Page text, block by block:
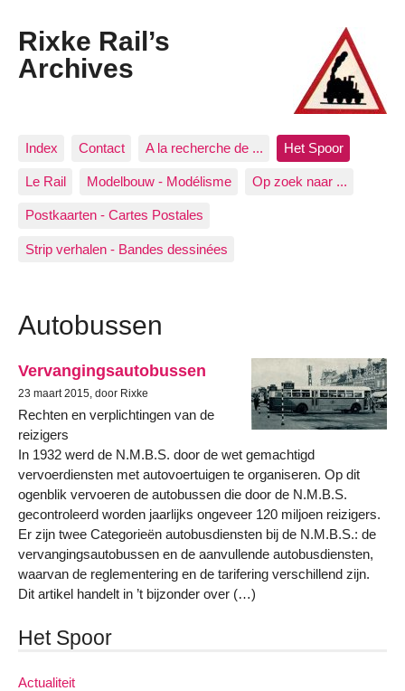
Rixke Rail’s
Archives
Index Contact A la recherche de ... Het Spoor
Le Rail Modelbouw - Modélisme Op zoek naar ...
Postkaarten - Cartes Postales
Strip verhalen - Bandes dessinées
Autobussen
Vervangingsautobussen
23 maart 2015, door Rixke
Rechten en verplichtingen van de
reizigers
In 1932 werd de N.M.B.S. door de wet gemachtigd
vervoerdiensten met autovoertuigen te organiseren. Op dit
ogenblik vervoeren de autobussen die door de N.M.B.S.
gecontroleerd worden jaarlijks ongeveer 120 miljoen reizigers.
Er zijn twee Categorieën autobusdiensten bij de N.M.B.S.: de
vervangingsautobussen en de aanvullende autobusdiensten,
waarvan de reglementering en de tarifering verschillend zijn.
Dit artikel handelt in ’t bijzonder over (…)
Het Spoor
Actualiteit